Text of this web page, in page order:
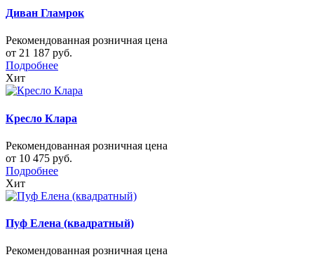
Диван Гламрок
Рекомендованная розничная цена
от 21 187 руб.
Подробнее
Хит
Кресло Клара
Рекомендованная розничная цена
от 10 475 руб.
Подробнее
Хит
Пуф Елена (квадратный)
Рекомендованная розничная цена